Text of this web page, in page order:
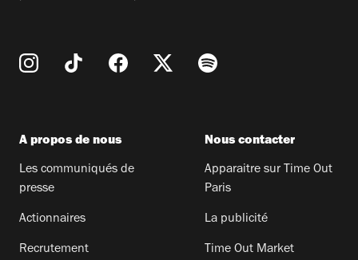
A propos de nous
Les communiqués de
presse
Actionnaires
Recrutement
Nous contacter
Apparaitre sur Time Out
Paris
La publicité
Time Out Market